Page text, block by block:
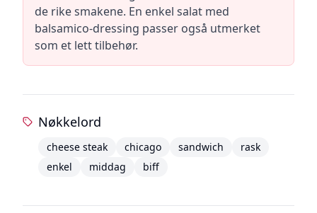
de rike smakene. En enkel salat med
balsamico-dressing passer også utmerket
som et lett tilbehør.
Nøkkelord
cheese steak chicago sandwich
rask
enkel
middag biff